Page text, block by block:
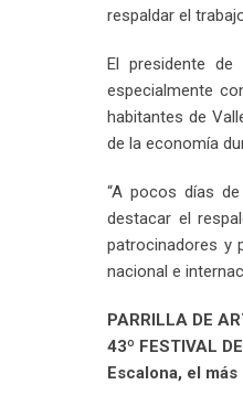
respaldar el
El presidente de
especialmente
habitantes de
de la economía
“A pocos días
destacar el
patrocinadores y
nacional e
PARRILLA DE
43º FESTIVAL
Escalona, el